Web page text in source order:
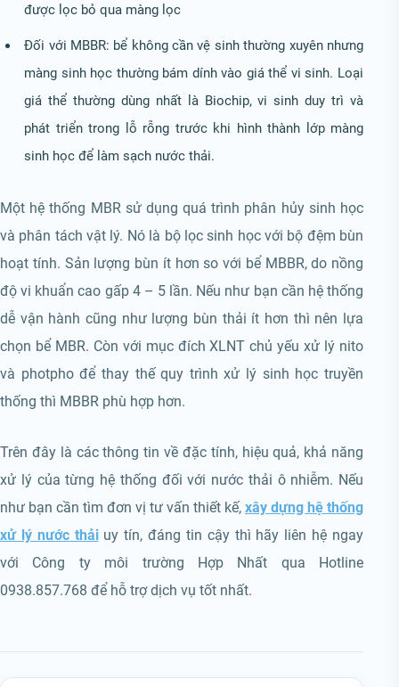
được lọc bỏ qua màng lọc
Đối với MBBR: bể không cần vệ sinh thường xuyên nhưng
màng sinh học thường bám dính vào giá thể vi sinh. Loại
giá thể thường dùng nhất là Biochip, vi sinh duy trì và
phát triển trong lỗ rỗng trước khi hình thành lớp màng
sinh học để làm sạch nước thải.
Một hệ thống MBR sử dụng quá trình phân hủy sinh học
và phân tách vật lý. Nó là bộ lọc sinh học với bộ đệm bùn
hoạt tính. Sản lượng bùn ít hơn so với bể MBBR, do nồng
độ vi khuẩn cao gấp 4 – 5 lần. Nếu như bạn cần hệ thống
dễ vận hành cũng như lượng bùn thải ít hơn thì nên lựa
chọn bể MBR. Còn với mục đích XLNT chủ yếu xử lý nito
và photpho để thay thế quy trình xử lý sinh học truyền
thống thì MBBR phù hợp hơn.
Trên đây là các thông tin về đặc tính, hiệu quả, khả năng
xử lý của từng hệ thống đối với nước thải ô nhiễm. Nếu
như bạn cần tìm đơn vị tư vấn thiết kế, xây dựng hệ thống
xử lý nước thảiuy tín, đáng tin cậy thì hãy liên hệ ngay
với Công ty môi trường Hợp Nhất qua Hotline
0938.857.768 để hỗ trợ dịch vụ tốt nhất.